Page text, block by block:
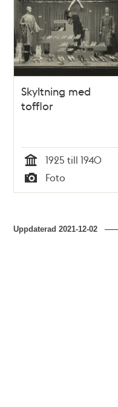
Skyltning med
tofflor
Tid
1925 till 1940
Typ
Foto
Uppdaterad2021-12-02